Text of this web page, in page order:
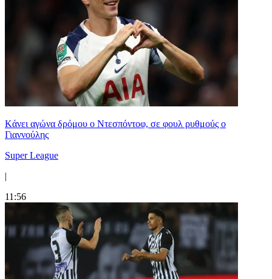
Kάνει αγώνα δρόμου ο Ντεσπόντοφ, σε φουλ ρυθμούς ο
Γιαννούλης
Super League
|
11:56